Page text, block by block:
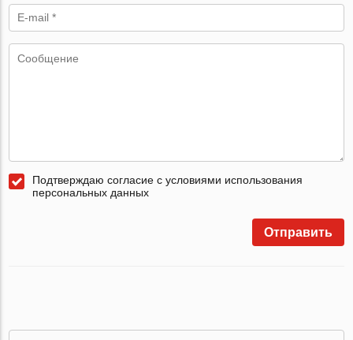
Подтверждаю согласие с условиями использования
персональных данных
Отправить